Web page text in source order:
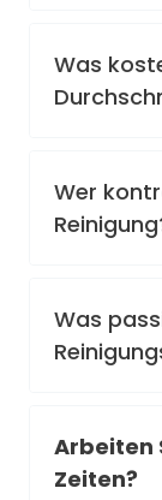
Was
Wer
Was
Arbeiten
Zeiten?